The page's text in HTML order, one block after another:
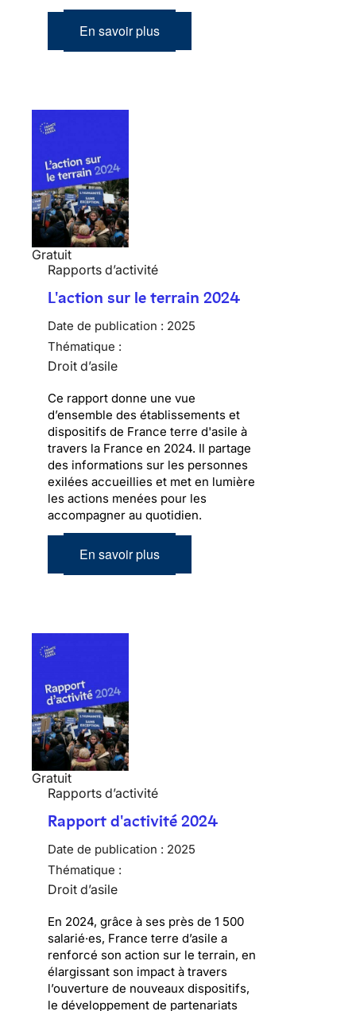
En savoir plus
Gratuit
Rapports d’activité
L'action sur le terrain 2024
Date de publication : 2025
Thématique :
Droit d’asile
Ce rapport donne une vue
d’ensemble des établissements et
dispositifs de France terre d'asile à
travers la France en 2024. Il partage
des informations sur les personnes
exilées accueillies et met en lumière
les actions menées pour les
accompagner au quotidien.
En savoir plus
Gratuit
Rapports d’activité
Rapport d'activité 2024
Date de publication : 2025
Thématique :
Droit d’asile
En 2024, grâce à ses près de 1 500
salarié·es, France terre d’asile a
renforcé son action sur le terrain, en
élargissant son impact à travers
l’ouverture de nouveaux dispositifs,
le développement de partenariats